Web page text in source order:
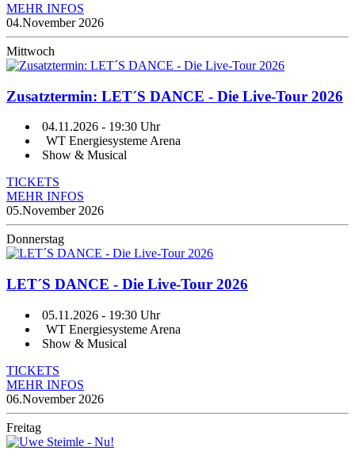
MEHR INFOS
04.November 2026
Mittwoch
Zusatztermin: LET´S DANCE - Die Live-Tour 2026
04.11.2026 - 19:30 Uhr
WT Energiesysteme Arena
Show & Musical
TICKETS
MEHR INFOS
05.November 2026
Donnerstag
LET´S DANCE - Die Live-Tour 2026
05.11.2026 - 19:30 Uhr
WT Energiesysteme Arena
Show & Musical
TICKETS
MEHR INFOS
06.November 2026
Freitag